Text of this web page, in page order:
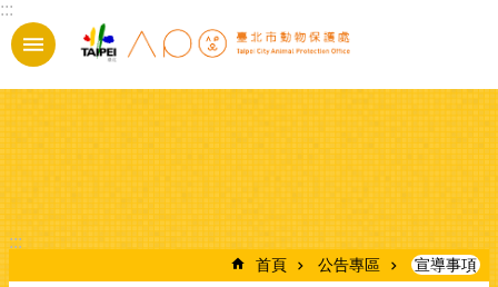
跳到主要內容區塊
:::
:::
首頁 公告專區 宣導事項